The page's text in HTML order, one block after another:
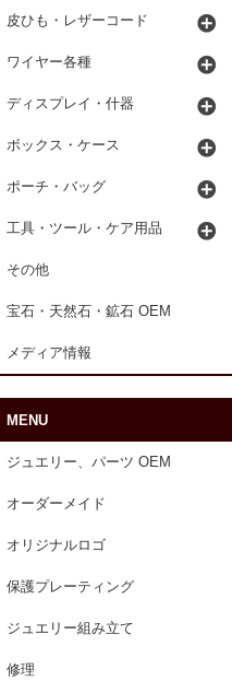
皮ひも・レザーコード
ワイヤー各種
ディスプレイ・什器
ボックス・ケース
ポーチ・バッグ
工具・ツール・ケア用品
その他
宝石・天然石・鉱石 OEM
メディア情報
MENU
ジュエリー、パーツ OEM
オーダーメイド
オリジナルロゴ
保護プレーティング
ジュエリー組み立て
修理